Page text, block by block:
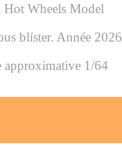
Hot Wheels Model
blíster. Année 2026
approximative 1/64